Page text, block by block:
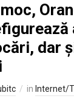
dar
in Internet/